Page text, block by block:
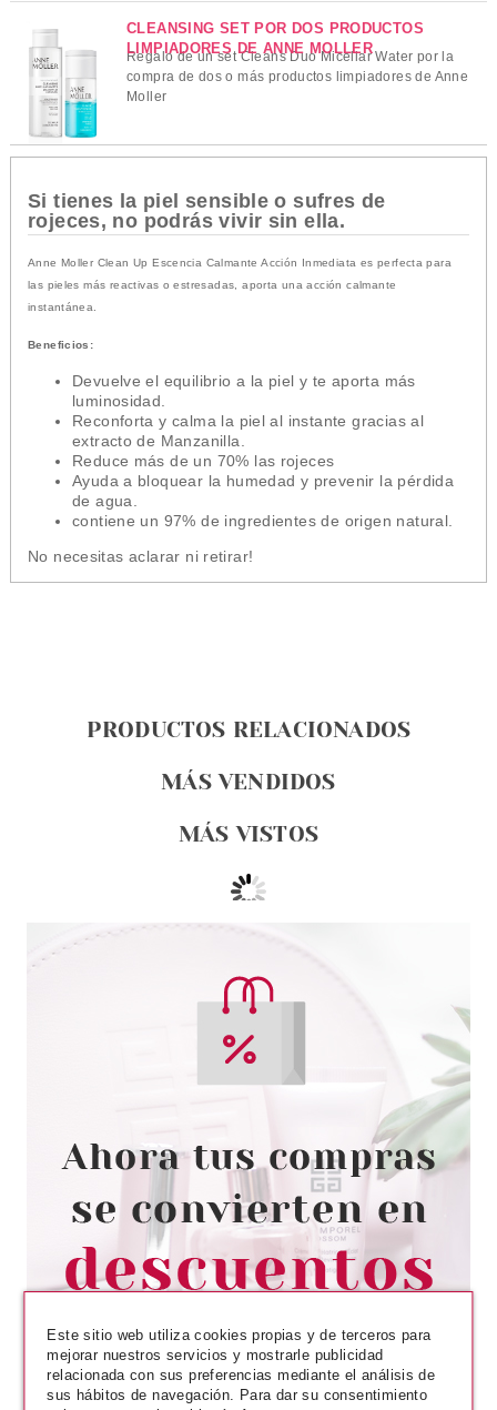
CLEANSING SET POR DOS PRODUCTOS
LIMPIADORES DE ANNE MOLLER
Regalo de un set Cleans Duo Micellar Water por la
compra de dos o más productos limpiadores de Anne
Moller
Si tienes la piel sensible o sufres de
rojeces, no podrás vivir sin ella.
Anne Moller Clean Up Escencia Calmante Acción Inmediata es perfecta para
las pieles más reactivas o estresadas, aporta una acción calmante
instantánea.
Beneficios:
Devuelve el equilibrio a la piel y te aporta más
luminosidad.
Reconforta y calma la piel al instante gracias al
extracto de Manzanilla.
Reduce más de un 70% las rojeces
Ayuda a bloquear la humedad y prevenir la pérdida
de agua.
contiene un 97% de ingredientes de origen natural.
No necesitas aclarar ni retirar!
PRODUCTOS RELACIONADOS
MÁS VENDIDOS
MÁS VISTOS
ANNE MOLLER
ANNE MOLLER CREMA MANOS
ANTIEDAD 100 ML
Pvr 18.50€
-68%
desde
5.90€
Este sitio web utiliza cookies propias y de terceros para
mejorar nuestros servicios y mostrarle publicidad
relacionada con sus preferencias mediante el análisis de
sus hábitos de navegación. Para dar su consentimiento